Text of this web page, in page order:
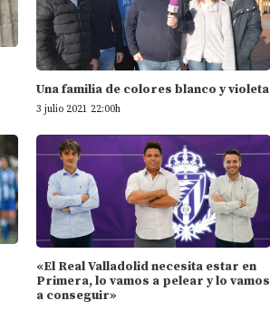
Una familia de colores blanco y violeta
3 julio 2021 22:00h
«El Real Valladolid necesita estar en
Primera, lo vamos a pelear y lo vamos
a conseguir»